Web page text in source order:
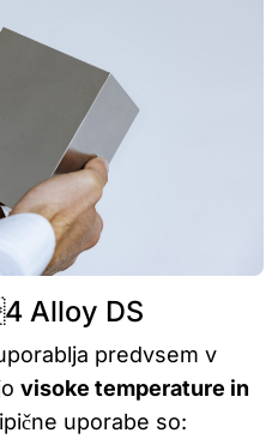
Alloy DS
predvsem v
visoke temperature in
uporabe so: